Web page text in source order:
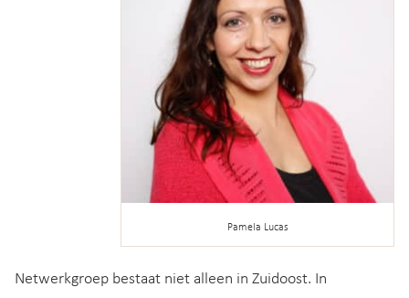
Pamela Lucas
Netwerkgroep bestaat niet alleen in Zuidoost. In